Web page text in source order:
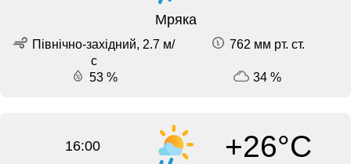
Мряка
Північно-західний, 2.7 м/
с
762 мм рт. ст.
53 % 34 %
16:00 +26°C